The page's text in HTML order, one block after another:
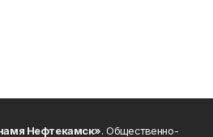
Нефтекамск». Общественно-